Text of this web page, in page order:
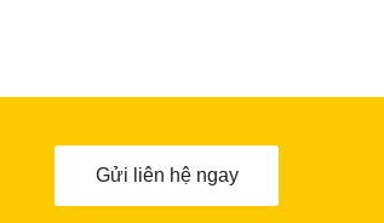
Gửi liên hệ ngay